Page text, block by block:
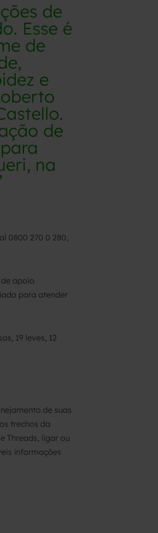
de
Esse é
de
e
de
na
0800 270 0 280,
apoio
para atender
19 leves, 12
de suas
trechos da
Threads, ligar ou
informações